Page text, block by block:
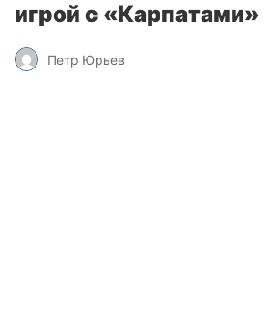
игрой с «Карпатами»
Петр Юрьев